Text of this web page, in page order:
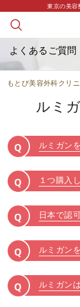
東京の美容
よくあるご質問
もとび美容外科クリ
ルミ
Q ルミガン
Q １つ購入
Q 日本で認
Q ルミガン
Q ルミガン